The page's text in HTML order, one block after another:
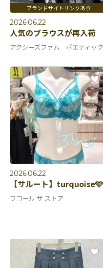
2026.06.22
人気のブラウスが再入荷
アクシーズファム ポエティック
2026.06.22
【サルート】turquoise🩵
ワコール ザ ストア